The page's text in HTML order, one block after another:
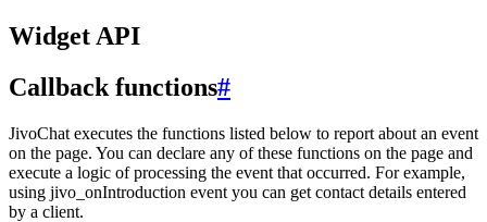
Widget API
Callback functions#
JivoChat executes the functions listed below to report about an event
on the page. You can declare any of these functions on the page and
execute a logic of processing the event that occurred. For example,
using jivo_onIntroduction event you can get contact details entered
by a client.